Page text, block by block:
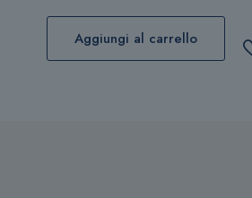
Aggiungi al carrello